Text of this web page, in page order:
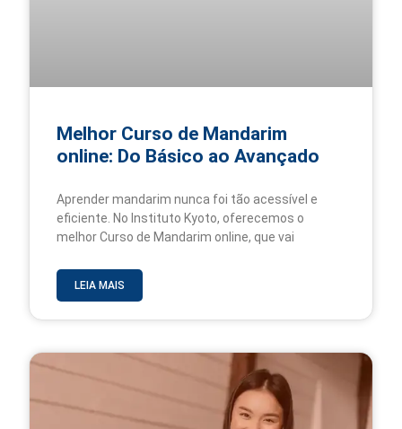
Melhor Curso de Mandarim
online: Do Básico ao Avançado
Aprender mandarim nunca foi tão acessível e
eficiente. No Instituto Kyoto, oferecemos o
melhor Curso de Mandarim online, que vai
LEIA MAIS